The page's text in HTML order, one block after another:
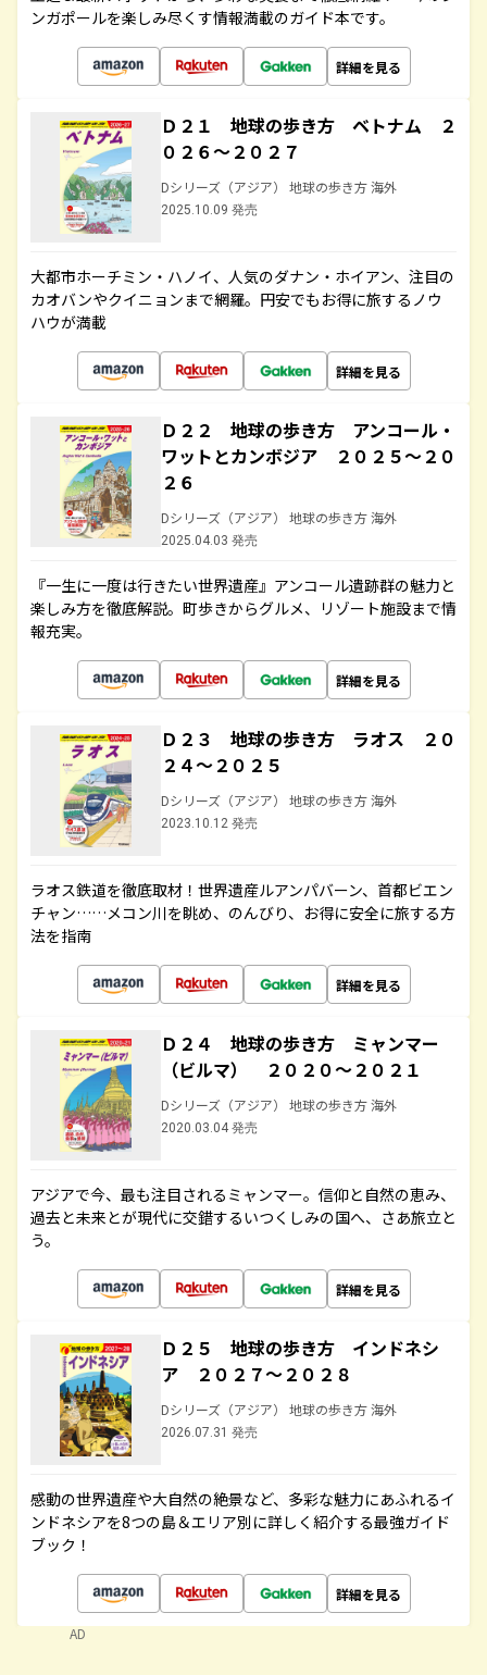
ンガポールを楽しみ尽くす情報満載のガイド本です。
詳細を見る
Ｄ２１ 地球の歩き方 ベトナム ２
０２６～２０２７
Dシリーズ（アジア） 地球の歩き方 海外
2025.10.09 発売
大都市ホーチミン・ハノイ、人気のダナン・ホイアン、注目の
カオバンやクイニョンまで網羅。円安でもお得に旅するノウ
ハウが満載
詳細を見る
Ｄ２２ 地球の歩き方 アンコール・
ワットとカンボジア ２０２５～２０
２６
Dシリーズ（アジア） 地球の歩き方 海外
2025.04.03 発売
『一生に一度は行きたい世界遺産』アンコール遺跡群の魅力と
楽しみ方を徹底解説。町歩きからグルメ、リゾート施設まで情
報充実。
詳細を見る
Ｄ２３ 地球の歩き方 ラオス ２０
２４～２０２５
Dシリーズ（アジア） 地球の歩き方 海外
2023.10.12 発売
ラオス鉄道を徹底取材！世界遺産ルアンパバーン、首都ビエン
チャン……メコン川を眺め、のんびり、お得に安全に旅する方
法を指南
詳細を見る
Ｄ２４ 地球の歩き方 ミャンマー
（ビルマ） ２０２０～２０２１
Dシリーズ（アジア） 地球の歩き方 海外
2020.03.04 発売
アジアで今、最も注目されるミャンマー。信仰と自然の恵み、
過去と未来とが現代に交錯するいつくしみの国へ、さあ旅立と
う。
詳細を見る
Ｄ２５ 地球の歩き方 インドネシ
ア ２０２７～２０２８
Dシリーズ（アジア） 地球の歩き方 海外
2026.07.31 発売
感動の世界遺産や大自然の絶景など、多彩な魅力にあふれるイ
ンドネシアを8つの島＆エリア別に詳しく紹介する最強ガイド
ブック！
詳細を見る
AD